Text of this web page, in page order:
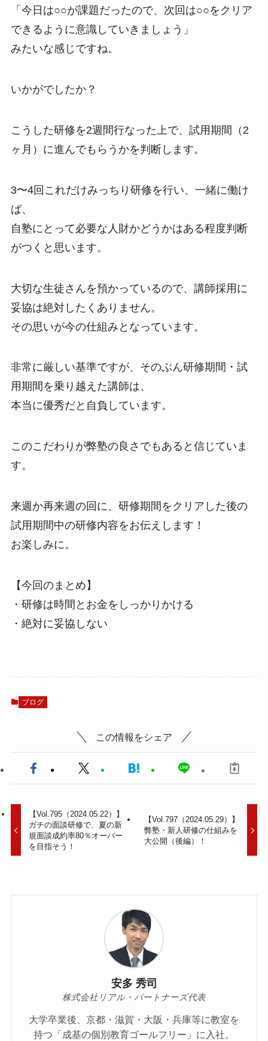
「今日は○○が課題だったので、次回は○○をクリア
できるように意識していきましょう」
みたいな感じですね。
いかがでしたか？
こうした研修を2週間行なった上で、試用期間（2
ヶ月）に進んでもらうかを判断します。
3〜4回これだけみっちり研修を行い、一緒に働け
ば、
自塾にとって必要な人財かどうかはある程度判断
がつくと思います。
大切な生徒さんを預かっているので、講師採用に
妥協は絶対したくありません。
その思いが今の仕組みとなっています。
非常に厳しい基準ですが、そのぶん研修期間・試
用期間を乗り越えた講師は、
本当に優秀だと自負しています。
このこだわりが弊塾の良さでもあると信じていま
す。
来週か再来週の回に、研修期間をクリアした後の
試用期間中の研修内容をお伝えします！
お楽しみに。
【今回のまとめ】
・研修は時間とお金をしっかりかける
・絶対に妥協しない
ブログ
この情報をシェア
【Vol.795（2024.05.22）】
ガチの面談研修で、夏の新
規面談成約率80％オーバー
を目指そう！
【Vol.797（2024.05.29）】
弊塾・新人研修の仕組みを
大公開（後編）！
安多 秀司
株式会社リアル・パートナーズ代表
大学卒業後、京都・滋賀・大阪・兵庫等に教室を
持つ「成基の個別教育ゴールフリー」に入社。